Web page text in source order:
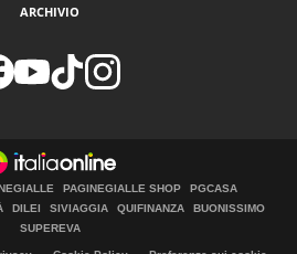
ARCHIVIO
PAGINEGIALLE SHOP
PGCASA
DILEI SIVIAGGIA QUIFINANZA
BUONISSIMO
SUPEREVA